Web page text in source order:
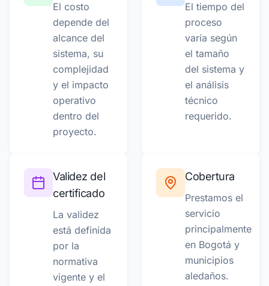
El costo
depende del
alcance del
sistema, su
complejidad
y el impacto
operativo
dentro del
proyecto.
El tiempo del
proceso
varía según
el tamaño
del sistema y
el análisis
técnico
requerido.
Validez del
certificado
La validez
está definida
por la
normativa
vigente y el
Cobertura
Prestamos el
servicio
principalmente
en Bogotá y
municipios
aledaños.